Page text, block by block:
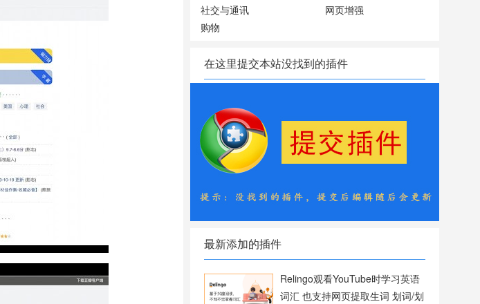
社交与通讯
网页增强
购物
在这里提交本站没找到的插件
最新添加的插件
Relingo观看YouTube时学习英语
词汇 也支持网页提取生词 划词/划